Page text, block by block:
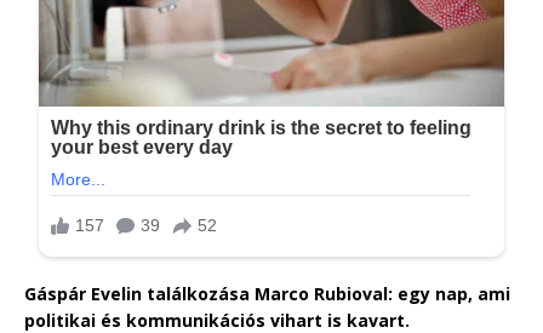
Gáspár Evelin találkozása Marco Rubioval: egy nap, ami
politikai és kommunikációs vihart is kavart.